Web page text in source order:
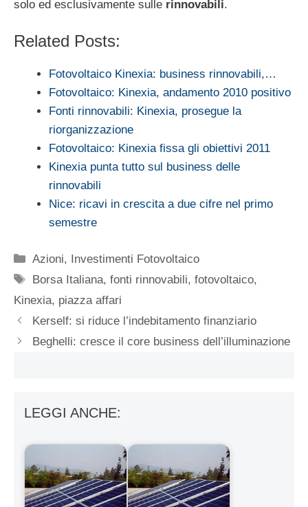
solo ed esclusivamente sulle rinnovabili.
Related Posts:
Fotovoltaico Kinexia: business rinnovabili,…
Fotovoltaico: Kinexia, andamento 2010 positivo
Fonti rinnovabili: Kinexia, prosegue la
riorganizzazione
Fotovoltaico: Kinexia fissa gli obiettivi 2011
Kinexia punta tutto sul business delle
rinnovabili
Nice: ricavi in crescita a due cifre nel primo
semestre
Categorie
Azioni,
Investimenti Fotovoltaico
Tag
Borsa Italiana,fonti rinnovabili,fotovoltaico,
Kinexia, piazza affari
Kerself: si riduce l’indebitamento finanziario
Beghelli: cresce il core business dell’illuminazione
LEGGI ANCHE: